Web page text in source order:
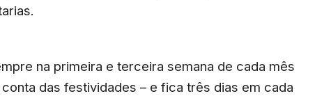
na primeira e terceira semana de cada mês
das festividades – e fica três dias em cada